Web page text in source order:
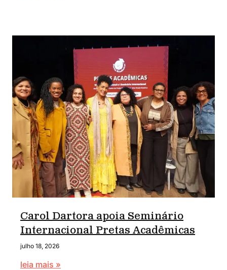
Carol Dartora apoia Seminário
Internacional Pretas Acadêmicas
julho 18, 2026
leia mais »